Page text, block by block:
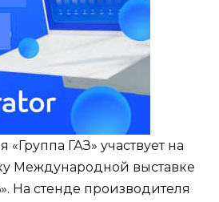
ГАЗ» участвует на
Международной выставке
На стенде производителя